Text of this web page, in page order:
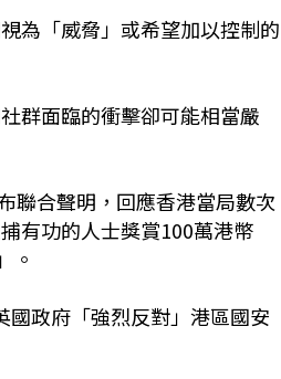
為「威脅」或希望加以控制的
群面臨的衝擊卻可能相當嚴
聯合聲明，回應香港當局數次
有功的人士獎賞100萬港幣
。
國政府「強烈反對」港區國安